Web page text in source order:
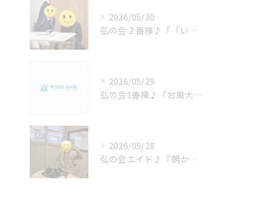
2026/05/30
弘の会２番棟♪『『いちにちの終わりに...』』
2026/05/29
弘の会1番棟♪『台風大丈夫かなぁ？』
2026/05/28
弘の会エイド♪『朝から、お腹減った〜大興奮！ 』